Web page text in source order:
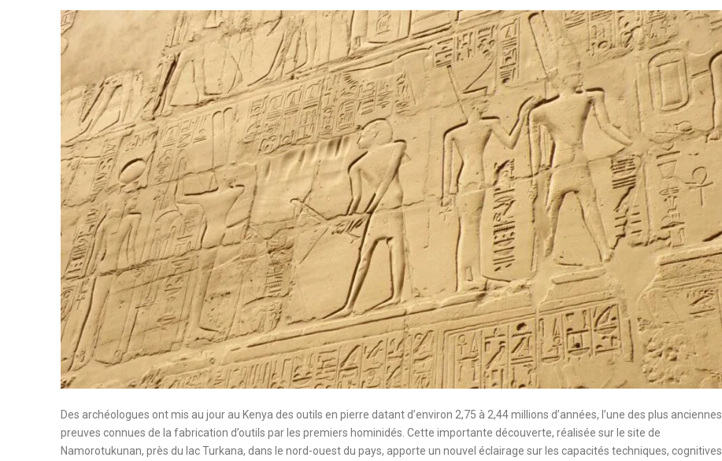
Des archéologues ont mis au jour au Kenya des outils en pierre datant d’environ 2,75 à 2,44 millions d’années, l’une des plus anciennes
preuves connues de la fabrication d’outils par les premiers hominidés. Cette importante découverte, réalisée sur le site de
Namorotukunan, près du lac Turkana, dans le nord-ouest du pays, apporte un nouvel éclairage sur les capacités techniques, cognitives